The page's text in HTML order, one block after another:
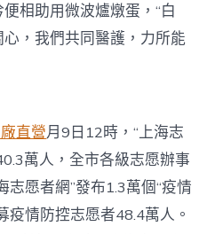
相助用微波爐燉蛋，“白
，我們共同醫護，力所能
直營月9日12時，“上海志
萬人，全市各級志愿辦事
志愿者網”發布1.3萬個“疫情
疫情防控志愿者48.4萬人。